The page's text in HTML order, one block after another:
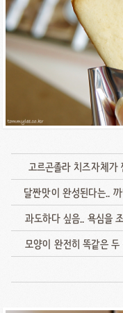
고르곤졸라 치즈자체
달짠맛이 완성된다는..
과도하다 싶음.. 욕심을
모양이 완전히 똑같은